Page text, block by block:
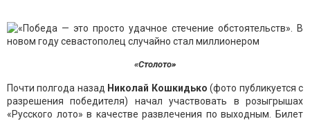
«Столото»
Почти полгода назад Николай Кошкидько (фото публикуется с
разрешения победителя) начал участвовать в розыгрышах
«Русского лото» в качестве развлечения по выходным. Билет